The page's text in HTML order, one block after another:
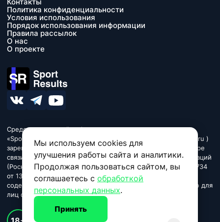
Мы используем cookies для
улучшения работы сайта и аналитики.
Продолжая пользоваться сайтом, вы
соглашаетесь с обработкой
персональных данных.
Принять
Политика конфиденциальности
Условия использования
Порядок использования информации
Правила рассылок
О нас
О проекте
Средство массовой информации сетевое издание
«SportResults» (адрес в сети Интернет - www.sport-results.ru )
зарегистрировано Федеральной службой по надзору в сфере
связи, информационных технологий и массовых коммуникаций
(Роскомнадзор). Регистрационный номер ЭЛ № ФС 77 - 84734
от 13 марта 2023. Название «SportResults». Издание может
содержать информационную продукцию, предназначенную для
лиц старше 18 лет.